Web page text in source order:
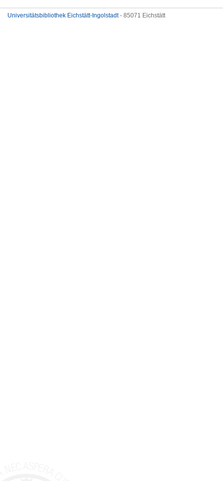
Universitätsbibliothek Eichstätt-Ingolstadt- 85071 Eichstätt